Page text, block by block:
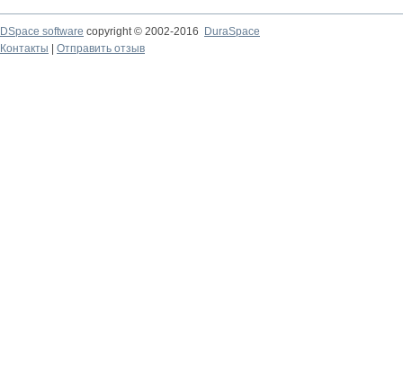
DSpace software copyright © 2002-2016
DuraSpace
Контакты
Отправить отзыв